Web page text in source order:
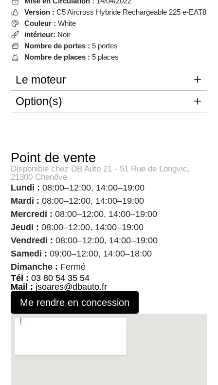
Version : C5 Aircross Hybride Rechargeable 225 e-EAT8
Couleur : White
intérieur: Noir
Nombre de portes : 5 portes
Nombre de places : 5 places
Le moteur
Option(s)
Point de vente
Disponible chez DB Auto 21 - 51 Rue de Longvic,
21300 Chenôve
Lundi : 08:00–12:00, 14:00–19:00
Mardi : 08:00–12:00, 14:00–19:00
Mercredi : 08:00–12:00, 14:00–19:00
Jeudi : 08:00–12:00, 14:00–19:00
Vendredi : 08:00–12:00, 14:00–19:00
Samedi : 09:00–12:00, 14:00–18:00
Dimanche : Fermé
Tél : 03 80 54 35 54
Mail : jsoares@dbauto.fr
Me rendre en concession